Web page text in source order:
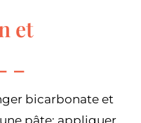
et
bicarbonate et